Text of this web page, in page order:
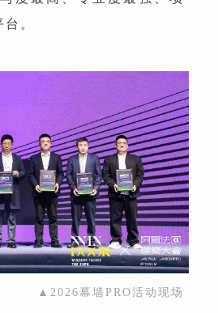
。
▲2026幕墙PRO活动现场